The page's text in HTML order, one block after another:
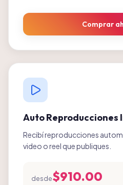
Comprar
Auto Reproducciones
Recibí reproducciones
video o reel que publiques.
desde$910.00